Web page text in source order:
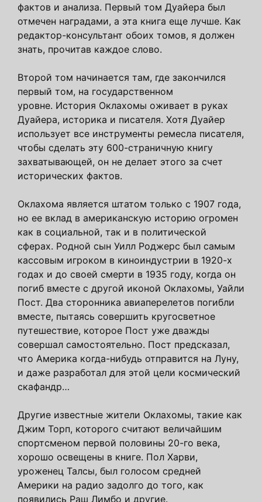
фактов и анализа. Первый том Дуайера был
отмечен наградами, а эта книга еще лучше. Как
редактор-консультант обоих томов, я должен
знать, прочитав каждое слово.
Второй том начинается там, где закончился
первый том, на государственном
уровне. История Оклахомы оживает в руках
Дуайера, историка и писателя. Хотя Дуайер
использует все инструменты ремесла писателя,
чтобы сделать эту 600-страничную книгу
захватывающей, он не делает этого за счет
исторических фактов.
Оклахома является штатом только с 1907 года,
но ее вклад в американскую историю огромен
как в социальной, так и в политической
сферах. Родной сын Уилл Роджерс был самым
кассовым игроком в киноиндустрии в 1920-х
годах и до своей смерти в 1935 году, когда он
погиб вместе с другой иконой Оклахомы, Уайли
Пост. Два сторонника авиаперелетов погибли
вместе, пытаясь совершить кругосветное
путешествие, которое Пост уже дважды
совершал самостоятельно. Пост предсказал,
что Америка когда-нибудь отправится на Луну,
и даже разработал для этой цели космический
скафандр…
Другие известные жители Оклахомы, такие как
Джим Торп, которого считают величайшим
спортсменом первой половины 20-го века,
хорошо освещены в книге. Пол Харви,
уроженец Талсы, был голосом средней
Америки на радио задолго до того, как
появились Раш Лимбо и другие.